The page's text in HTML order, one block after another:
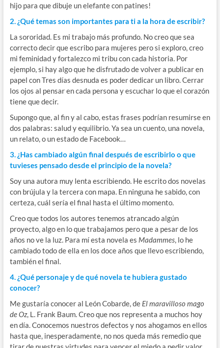
hijo para que dibuje un elefante con patines!
2. ¿Qué temas son importantes para ti a la hora de escribir?
La sororidad. Es mi trabajo más profundo. No creo que sea
correcto decir que escribo para mujeres pero si exploro, creo
mi feminidad y fortalezco mi tribu con cada historia. Por
ejemplo, si hay algo que he disfrutado de volver a publicar en
papel con Tres días desnuda es poder dedicar un libro. Cerrar
los ojos al pensar en cada persona y escuchar lo que el corazón
tiene que decir.
Supongo que, al fin y al cabo, estas frases podrían resumirse en
dos palabras: salud y equilibrio. Ya sea un cuento, una novela,
un relato, o un estado de Facebook…
3. ¿Has cambiado algún final después de escribirlo o que
tuvieses pensado desde el principio de la novela?
Soy una autora muy lenta escribiendo. He escrito dos novelas
con brújula y la tercera con mapa. En ninguna he sabido, con
certeza, cuál sería el final hasta el último momento.
Creo que todos los autores tenemos atrancado algún
proyecto, algo en lo que trabajamos pero que a pesar de los
años no ve la luz. Para mí esta novela es Madammes, lo he
cambiado todo de ella en los doce años que llevo escribiendo,
también el final.
4. ¿Qué personaje y de qué novela te hubiera gustado
conocer?
Me gustaría conocer al León Cobarde, de El maravilloso mago
de Oz, L. Frank Baum. Creo que nos representa a muchos hoy
en día. Conocemos nuestros defectos y nos ahogamos en ellos
hasta que, inesperadamente, no nos queda más remedio que